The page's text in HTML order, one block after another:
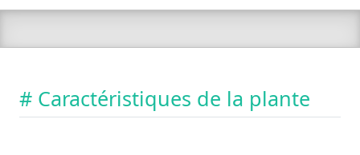
# Caractéristiques de la plante